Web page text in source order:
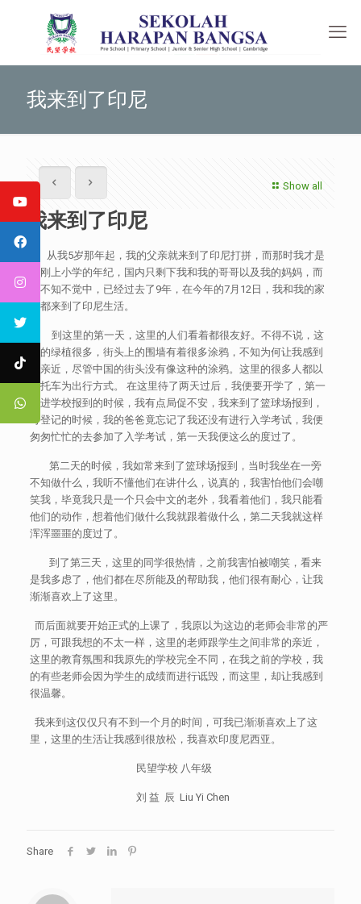
我来到了印尼
Show all
我来到了印尼
从我5岁那年起，我的父亲就来到了印尼打拼，而那时我才是
刚刚上小学的年纪，国内只剩下我和我的哥哥以及我的妈妈，而
在不知不觉中，已经过去了9年，在今年的7月12日，我和我的家
人都来到了印尼生活。
到这里的第一天，这里的人们看着都很友好。不得不说，这
里的绿植很多，街头上的围墙有着很多涂鸦，不知为何让我感到
很亲近，尽管中国的街头没有像这种的涂鸦。这里的很多人都以
摩托车为出行方式。 在这里待了两天过后，我便要开学了，第一
天进学校报到的时候，我有点局促不安，我来到了篮球场报到，
可登记的时候，我的爸爸竟忘记了我还没有进行入学考试，我便
匆匆忙忙的去参加了入学考试，第一天我便这么的度过了。
第二天的时候，我如常来到了篮球场报到，当时我坐在一旁
不知做什么，我听不懂他们在讲什么，说真的，我害怕他们会嘲
笑我，毕竟我只是一个只会中文的老外，我看着他们，我只能看
他们的动作，想着他们做什么我就跟着做什么，第二天我就这样
浑浑噩噩的度过了。
到了第三天，这里的同学很热情，之前我害怕被嘲笑，看来
是我多虑了，他们都在尽所能及的帮助我，他们很有耐心，让我
渐渐喜欢上了这里。
而后面就要开始正式的上课了，我原以为这边的老师会非常的严
厉，可跟我想的不太一样，这里的老师跟学生之间非常的亲近，
这里的教育氛围和我原先的学校完全不同，在我之前的学校，我
的有些老师会因为学生的成绩而进行诋毁，而这里，却让我感到
很温馨。
我来到这仅仅只有不到一个月的时间，可我已渐渐喜欢上了这
里，这里的生活让我感到很放松，我喜欢印度尼西亚。
民望学校 八年级
刘 益 辰 Liu Yi Chen
Share